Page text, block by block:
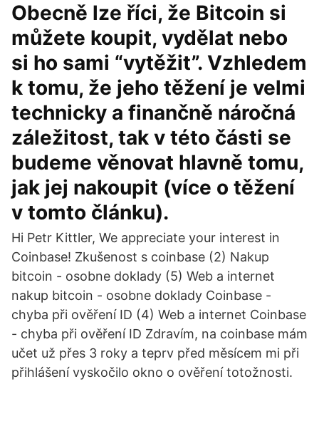
Obecně lze říci, že Bitcoin si
můžete koupit, vydělat nebo
si ho sami “vytěžit”. Vzhledem
k tomu, že jeho těžení je velmi
technicky a finančně náročná
záležitost, tak v této části se
budeme věnovat hlavně tomu,
jak jej nakoupit (více o těžení
v tomto článku).
Hi Petr Kittler, We appreciate your interest in
Coinbase! Zkušenost s coinbase (2) Nakup
bitcoin - osobne doklady (5) Web a internet
nakup bitcoin - osobne doklady Coinbase -
chyba při ověření ID (4) Web a internet Coinbase
- chyba při ověření ID Zdravím, na coinbase mám
učet už přes 3 roky a teprv před měsícem mi při
přihlášení vyskočilo okno o ověření totožnosti.